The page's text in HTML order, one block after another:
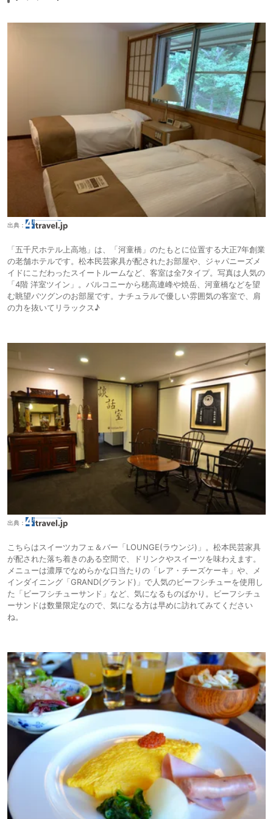
出典：
「五千尺ホテル上高地」は、「河童橋」のたもとに位置する大正7年創業
の老舗ホテルです。松本民芸家具が配されたお部屋や、ジャパニーズメ
イドにこだわったスイートルームなど、客室は全7タイプ。写真は人気の
「4階 洋室ツイン」。バルコニーから穂高連峰や焼岳、河童橋などを望
む眺望バツグンのお部屋です。ナチュラルで優しい雰囲気の客室で、肩
の力を抜いてリラックス♪
出典：
こちらはスイーツカフェ＆バー「LOUNGE(ラウンジ)」。松本民芸家具
が配された落ち着きのある空間で、ドリンクやスイーツを味わえます。
メニューは濃厚でなめらかな口当たりの「レア・チーズケーキ」や、メ
インダイニング「GRAND(グランド)」で人気のビーフシチューを使用し
た「ビーフシチューサンド」など、気になるものばかり。ビーフシチュ
ーサンドは数量限定なので、気になる方は早めに訪れてみてください
ね。